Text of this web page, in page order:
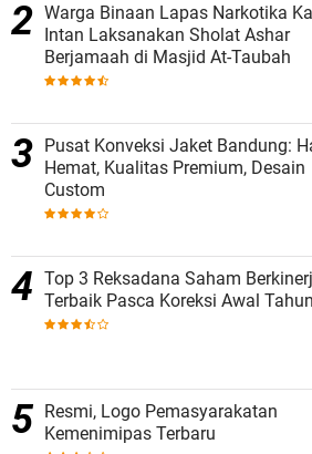
Warga Binaan Lapas Narkotika
Intan Laksanakan Sholat Ashar
Berjamaah di Masjid At-Taubah
Pusat Konveksi Jaket Bandung:
Hemat, Kualitas Premium, Desain
Custom
Top 3 Reksadana Saham
Terbaik Pasca Koreksi Awal
Resmi, Logo Pemasyarakatan
Kemenimipas Terbaru